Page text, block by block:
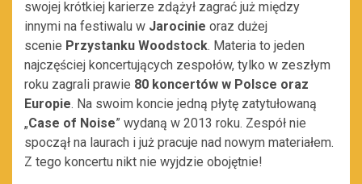
swojej krótkiej karierze zdążył zagrać już między
innymi na festiwalu w Jarocinie oraz dużej
scenie Przystanku Woodstock. Materia to jeden
najczęściej koncertujących zespołów, tylko w zeszłym
roku zagrali prawie 80 koncertów w Polsce oraz
Europie. Na swoim koncie jedną płytę zatytułowaną
„Case of Noise” wydaną w 2013 roku. Zespół nie
spoczął na laurach i już pracuje nad nowym materiałem.
Z tego koncertu nikt nie wyjdzie obojętnie!